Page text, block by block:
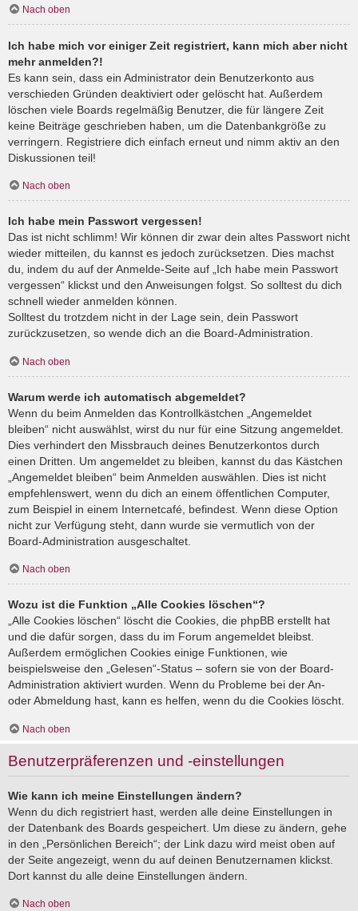
Nach oben
Ich habe mich vor einiger Zeit registriert, kann mich aber nicht
mehr anmelden?!
Es kann sein, dass ein Administrator dein Benutzerkonto aus
verschieden Gründen deaktiviert oder gelöscht hat. Außerdem
löschen viele Boards regelmäßig Benutzer, die für längere Zeit
keine Beiträge geschrieben haben, um die Datenbankgröße zu
verringern. Registriere dich einfach erneut und nimm aktiv an den
Diskussionen teil!
Nach oben
Ich habe mein Passwort vergessen!
Das ist nicht schlimm! Wir können dir zwar dein altes Passwort nicht
wieder mitteilen, du kannst es jedoch zurücksetzen. Dies machst
du, indem du auf der Anmelde-Seite auf „Ich habe mein Passwort
vergessen“ klickst und den Anweisungen folgst. So solltest du dich
schnell wieder anmelden können.
Solltest du trotzdem nicht in der Lage sein, dein Passwort
zurückzusetzen, so wende dich an die Board-Administration.
Nach oben
Warum werde ich automatisch abgemeldet?
Wenn du beim Anmelden das Kontrollkästchen „Angemeldet
bleiben“ nicht auswählst, wirst du nur für eine Sitzung angemeldet.
Dies verhindert den Missbrauch deines Benutzerkontos durch
einen Dritten. Um angemeldet zu bleiben, kannst du das Kästchen
„Angemeldet bleiben“ beim Anmelden auswählen. Dies ist nicht
empfehlenswert, wenn du dich an einem öffentlichen Computer,
zum Beispiel in einem Internetcafé, befindest. Wenn diese Option
nicht zur Verfügung steht, dann wurde sie vermutlich von der
Board-Administration ausgeschaltet.
Nach oben
Wozu ist die Funktion „Alle Cookies löschen“?
„Alle Cookies löschen“ löscht die Cookies, die phpBB erstellt hat
und die dafür sorgen, dass du im Forum angemeldet bleibst.
Außerdem ermöglichen Cookies einige Funktionen, wie
beispielsweise den „Gelesen“-Status – sofern sie von der Board-
Administration aktiviert wurden. Wenn du Probleme bei der An-
oder Abmeldung hast, kann es helfen, wenn du die Cookies löscht.
Nach oben
Benutzerpräferenzen und -einstellungen
Wie kann ich meine Einstellungen ändern?
Wenn du dich registriert hast, werden alle deine Einstellungen in
der Datenbank des Boards gespeichert. Um diese zu ändern, gehe
in den „Persönlichen Bereich“; der Link dazu wird meist oben auf
der Seite angezeigt, wenn du auf deinen Benutzernamen klickst.
Dort kannst du alle deine Einstellungen ändern.
Nach oben